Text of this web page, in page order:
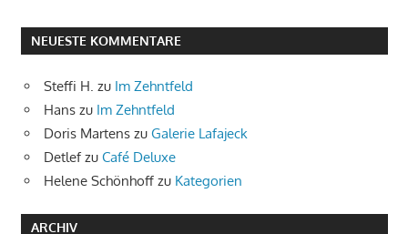
NEUESTE KOMMENTARE
Steffi H. zu Im Zehntfeld
Hans zu Im Zehntfeld
Doris Martens zu Galerie Lafajeck
Detlefzu Café Deluxe
Helene Schönhoff zu Kategorien
ARCHIV